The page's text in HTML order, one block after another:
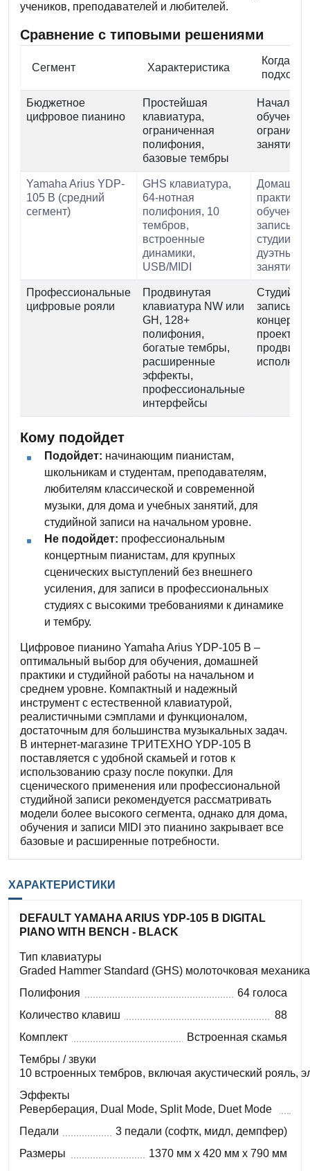
учеников, преподавателей и любителей.
Сравнение с типовыми решениями
Сегмент Характеристика
Когда
подходит
Бюджетное
цифровое пианино
Простейшая
клавиатура,
ограниченная
полифония,
базовые тембры
Начало
обучения,
занятия
Yamaha Arius YDP-
105 B (средний
сегмент)
GHS клавиатура,
64-нотная
полифония, 10
тембров,
встроенные
динамики,
USB/MIDI
практика,
обучение,
запись в
студии,
дуэтные
занятия
Профессиональные
цифровые рояли
Продвинутая
клавиатура NW или
GH, 128+
полифония,
богатые тембры,
расширенные
эффекты,
профессиональные
интерфейсы
запись,
проекты,
Кому подойдет
Подойдет: начинающим пианистам,
школьникам и студентам, преподавателям,
любителям классической и современной
музыки, для дома и учебных занятий, для
студийной записи на начальном уровне.
Не подойдет: профессиональным
концертным пианистам, для крупных
сценических выступлений без внешнего
усиления, для записи в профессиональных
студиях с высокими требованиями к динамике
и тембру.
Цифровое пианино Yamaha Arius YDP-105 B –
оптимальный выбор для обучения, домашней
практики и студийной работы на начальном и
среднем уровне. Компактный и надежный
инструмент с естественной клавиатурой,
реалистичными сэмплами и функционалом,
достаточным для большинства музыкальных задач.
В интернет-магазине ТРИТЕХНО YDP-105 B
поставляется с удобной скамьей и готов к
использованию сразу после покупки. Для
сценического применения или профессиональной
студийной записи рекомендуется рассматривать
модели более высокого сегмента, однако для дома,
обучения и записи MIDI это пианино закрывает все
базовые и расширенные потребности.
ХАРАКТЕРИСТИКИ
DEFAULT YAMAHA ARIUS YDP-105 B DIGITAL
PIANO WITH BENCH - BLACK
Тип клавиатуры
Graded Hammer Standard (GHS) молоточковая механика
Полифония
64 голоса
Количество клавиш
88
Комплект
Встроенная скамья
Тембры / звуки
10 встроенных тембров, включая акустический рояль,
Эффекты
Реверберация, Dual Mode, Split Mode, Duet Mode
Педали
3 педали (софтк, мидл, демпфер)
Размеры
1370 мм x 420 мм x 790 мм